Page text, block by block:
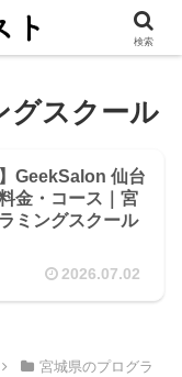
グスクール
GeekSalon 仙台
金・コース｜宮
ミングスクール
2026.07.02
宮城県のプログラ
検索